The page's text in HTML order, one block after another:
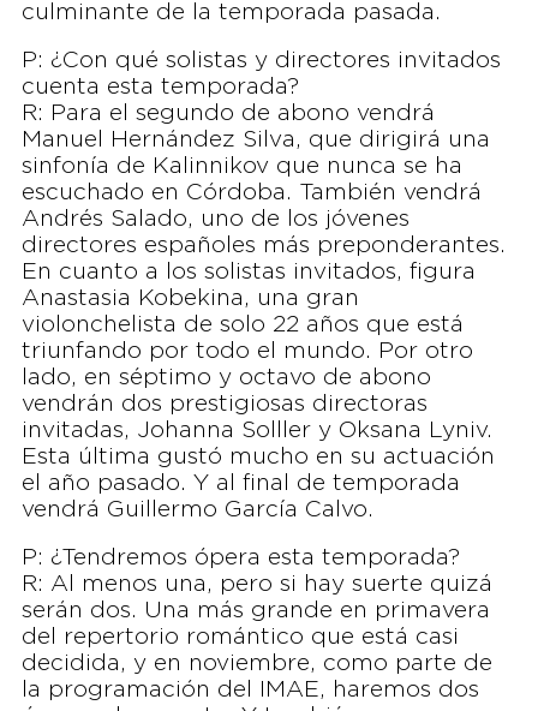
culminante de la temporada pasada.
P: ¿Con qué solistas y directores invitados
cuenta esta temporada?
R: Para el segundo de abono vendrá
Manuel Hernández Silva, que dirigirá una
sinfonía de Kalinnikov que nunca se ha
escuchado en Córdoba. También vendrá
Andrés Salado, uno de los jóvenes
directores españoles más preponderantes.
En cuanto a los solistas invitados, figura
Anastasia Kobekina, una gran
violonchelista de solo 22 años que está
triunfando por todo el mundo. Por otro
lado, en séptimo y octavo de abono
vendrán dos prestigiosas directoras
invitadas, Johanna Solller y Oksana Lyniv.
Esta última gustó mucho en su actuación
el año pasado. Y al final de temporada
vendrá Guillermo García Calvo.
P: ¿Tendremos ópera esta temporada?
R: Al menos una, pero si hay suerte quizá
serán dos. Una más grande en primavera
del repertorio romántico que está casi
decidida, y en noviembre, como parte de
la programación del IMAE, haremos dos